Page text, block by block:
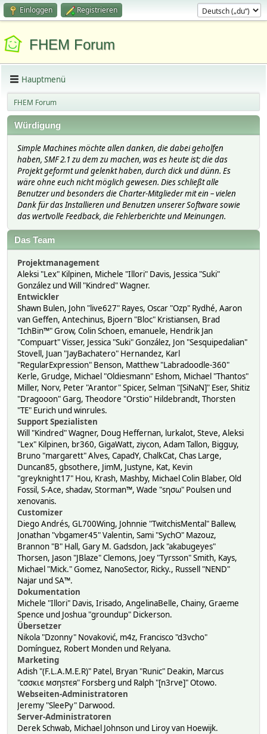
Einloggen Registrieren
FHEM Forum
Hauptmenü
FHEM Forum
Würdigung
Simple Machines möchte allen danken, die dabei geholfen
haben, SMF 2.1 zu dem zu machen, was es heute ist; die das
Projekt geformt und gelenkt haben, durch dick und dünn. Es
wäre ohne euch nicht möglich gewesen. Dies schließt alle
Benutzer und besonders die Charter-Mitglieder mit ein – vielen
Dank für das Installieren und Benutzen unserer Software sowie
das wertvolle Feedback, die Fehlerberichte und Meinungen.
Das Team
Projektmanagement
Aleksi "Lex" Kilpinen, Michele "Illori" Davis, Jessica "Suki"
González und Will "Kindred" Wagner.
Entwickler
Shawn Bulen, John "live627" Rayes, Oscar "Ozp" Rydhé, Aaron
van Geffen, Antechinus, Bjoern "Bloc" Kristiansen, Brad
"IchBin™" Grow, Colin Schoen, emanuele, Hendrik Jan
"Compuart" Visser, Jessica "Suki" González, Jon "Sesquipedalian"
Stovell, Juan "JayBachatero" Hernandez, Karl
"RegularExpression" Benson, Matthew "Labradoodle-360"
Kerle, Grudge, Michael "Oldiesmann" Eshom, Michael "Thantos"
Miller, Norv, Peter "Arantor" Spicer, Selman "[SiNaN]" Eser, Shitiz
"Dragooon" Garg, Theodore "Orstio" Hildebrandt, Thorsten
"TE" Eurich und winrules.
Support Spezialisten
Will "Kindred" Wagner, Doug Heffernan, lurkalot, Steve, Aleksi
"Lex" Kilpinen, br360, GigaWatt, ziycon, Adam Tallon, Bigguy,
Bruno "margarett" Alves, CapadY, ChalkCat, Chas Large,
Duncan85, gbsothere, JimM, Justyne, Kat, Kevin
"greyknight17" Hou, Krash, Mashby, Michael Colin Blaber, Old
Fossil, S-Ace, shadav, Storman™, Wade "sησω" Poulsen und
xenovanis.
Customizer
Diego Andrés, GL700Wing, Johnnie "TwitchisMental" Ballew,
Jonathan "vbgamer45" Valentin, Sami "SychO" Mazouz,
Brannon "B" Hall, Gary M. Gadsdon, Jack "akabugeyes"
Thorsen, Jason "JBlaze" Clemons, Joey "Tyrsson" Smith, Kays,
Michael "Mick." Gomez, NanoSector, Ricky., Russell "NEND"
Najar und SA™.
Dokumentation
Michele "Illori" Davis, Irisado, AngelinaBelle, Chainy, Graeme
Spence und Joshua "groundup" Dickerson.
Übersetzer
Nikola "Dzonny" Novaković, m4z, Francisco "d3vcho"
Domínguez, Robert Monden und Relyana.
Marketing
Adish "(F.L.A.M.E.R)" Patel, Bryan "Runic" Deakin, Marcus
"cσσкιє мσηѕтєя" Forsberg und Ralph "[n3rve]" Otowo.
Webseiten-Administratoren
Jeremy "SleePy" Darwood.
Server-Administratoren
Derek Schwab, Michael Johnson und Liroy van Hoewijk.